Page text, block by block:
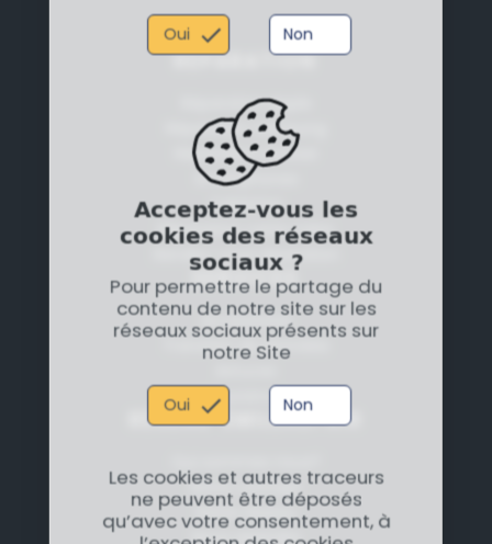
Oui Non
Acceptez-vous les
cookies des réseaux
sociaux ?
Pour permettre le partage du
contenu de notre site sur les
réseaux sociaux présents sur
notre Site
Oui Non
Les cookies et autres traceurs
ne peuvent être déposés
qu’avec votre consentement, à
RÉPARATION
Réparation Apple
Réparation Samsung
Réparation Huawei
Smartphones
Tablettes
Réparation carte mère
Rendez-vous réparation
SERVICES
Accessoires
Transfert de données
Assurances
RÉSEAU SMILEREPAIR
Notre concept
Notre réseau
Nous rejoindre